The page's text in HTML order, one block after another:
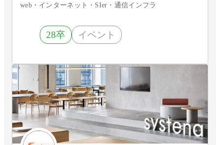
web・インターネット・SIer・通信インフラ
28卒 イベント